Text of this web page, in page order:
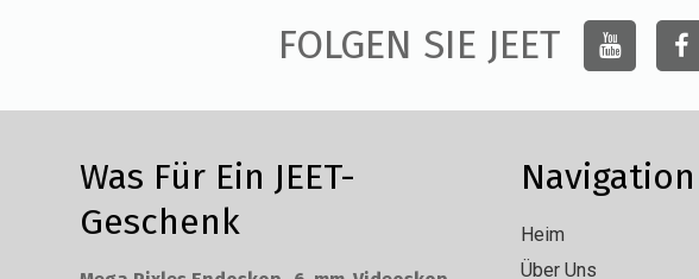
FOLGEN SIE JEET
Was Für Ein JEET-
Geschenk
Navigation
Heim
Über Uns